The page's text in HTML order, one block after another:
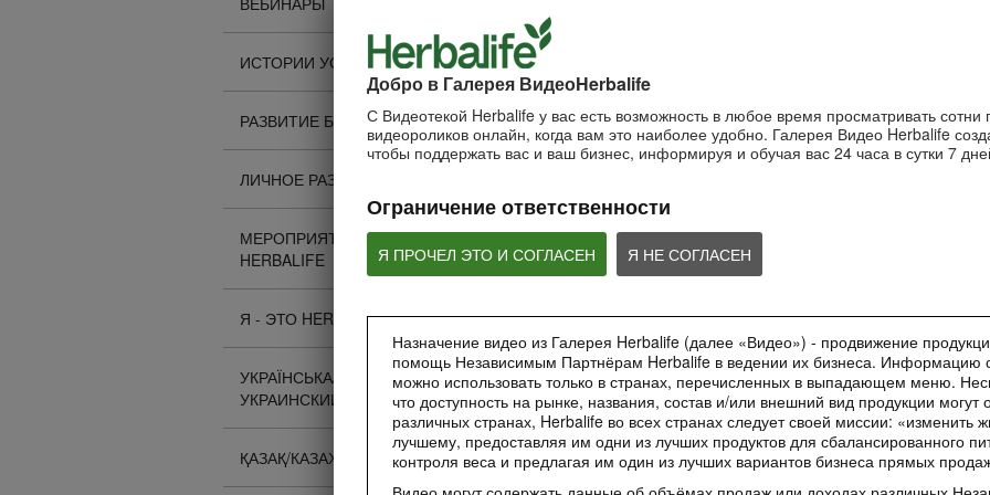
Добро в Галерея ВидеоHerbalife
С Видеотекой Herbalife у вас есть возможность в любое время просматривать сотни
видеороликов онлайн, когда вам это наиболее удобно. Галерея Видео Herbalife
чтобы поддержать вас и ваш бизнес, информируя и обучая вас 24 часа в сутки 7
Ограничение ответственности
Я ПРОЧЕЛ ЭТО И СОГЛАСЕН Я НЕ СОГЛАСЕН
Назначение видео из Галерея Herbalife (далее «Видео») - продвижение
помощь Независимым Партнёрам Herbalife в ведении их бизнеса. Информацию с
можно использовать только в странах, перечисленных в выпадающем меню.
что доступность на рынке, названия, состав и/или внешний вид продукции могут
различных странах, Herbalife во всех странах следует своей миссии: «изменить
лучшему, предоставляя им одни из лучших продуктов для сбалансированного
контроля веса и предлагая им один из лучших вариантов бизнеса прямых
ИСТОРИИ УСПЕХА
РАЗВИТИЕ БИЗНЕСА
ЛИЧНОЕ РАЗВИТИЕ
МЕРОПРИЯТИЯ
HERBALIFE
Я - ЭТО HERBALIFE
УКРАЇНСЬКА/
УКРАИНСКИЙ
ҚАЗАҚ/КАЗАХСКИЙ
Ночной крем Herbalife SKIN
1:56:59
Антивозрастная сыворотка
1:42:21
ВЕБИНАРЫ
1:48:24
Вебинар «Галерея
Красоты как бизнес-
инструмент»
Практическое применение
уникального проекта в работе
35:00
Обучающее приложение
HN GROW
Вы узнаете ВСЕ о новом
обучающем инструменте –
приложении HN GROW.
Вебинар «Digital-
инструменты»
Marketing в котором
ВСЕ о digital-